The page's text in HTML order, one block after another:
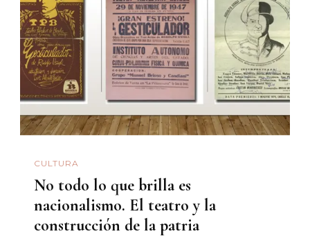
CULTURA
No todo lo que brilla es
nacionalismo. El teatro y la
construcción de la patria